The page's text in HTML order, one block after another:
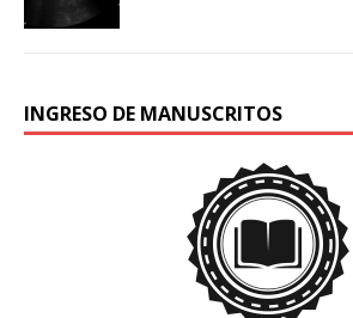
INGRESO DE MANUSCRITOS